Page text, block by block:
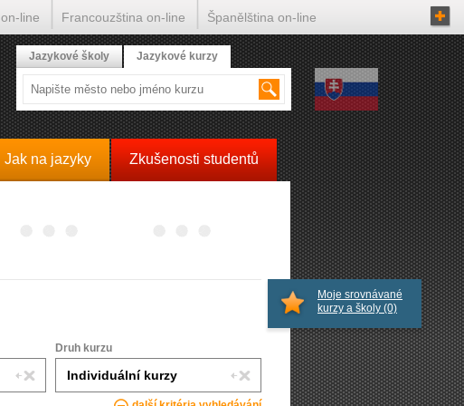
Jak na jazyky Zkušenosti studentů
Druh kurzu
Moje srovnávané
kurzy a školy (0)
Jazykové školy Jazykové kurzy
line Francouzština on-line Španělština on-line